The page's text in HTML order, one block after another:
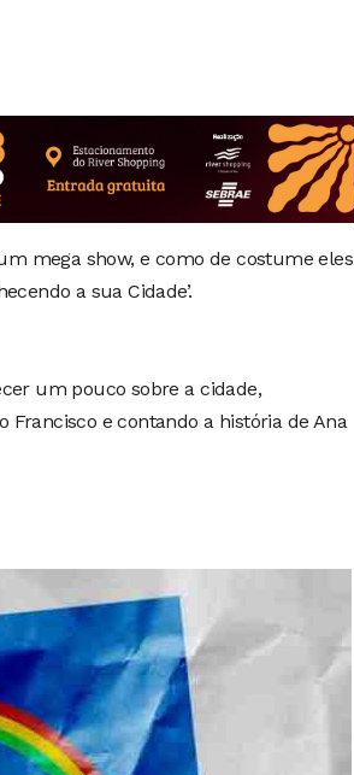
mega show, e como de costume eles
a sua Cidade’.
um pouco sobre a cidade,
e contando a história de Ana